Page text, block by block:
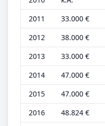
2011
33.000 €
2012
38.000 €
2013
33.000 €
2014
47.000 €
2015
47.000 €
2016
48.824 €